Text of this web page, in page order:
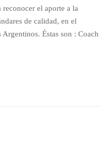
reconocer el aporte a la
de calidad, en el
Éstas son : Coach